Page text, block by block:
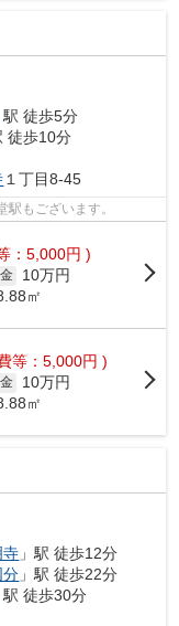
駅 徒歩5分
徒歩10分
１丁目8-45
駅もございます。
：5,000円 )
10万円
㎡
等：5,000円 )
10万円
㎡
寺 」駅 徒歩12分
分 」駅 徒歩22分
駅 徒歩30分